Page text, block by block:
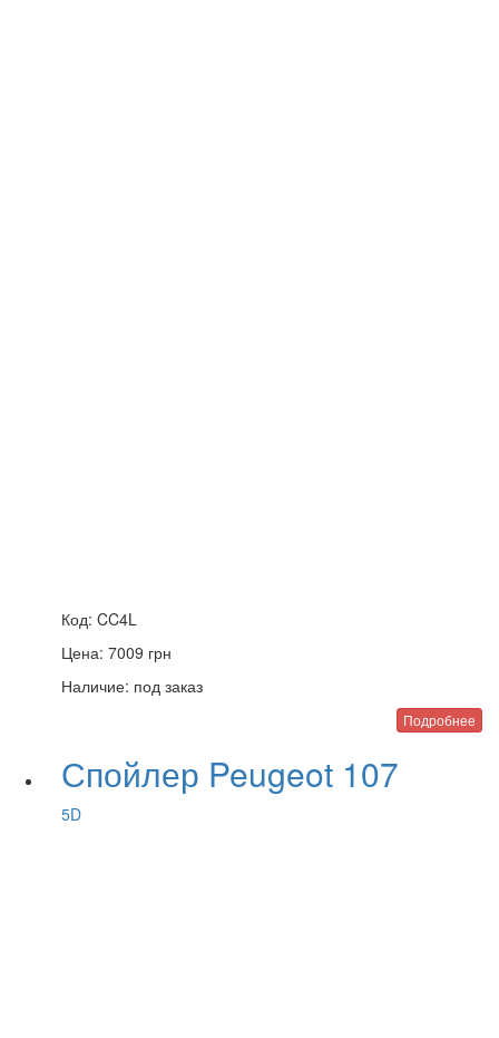
Код: CC4L
Цена: 7009 грн
Наличие: под заказ
Подробнее
Спойлер Peugeot 107
5D